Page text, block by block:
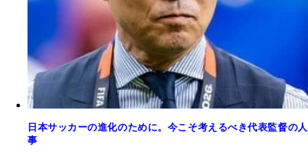
日本サッカーの進化のために。今こそ考えるべき代表監督の人
事